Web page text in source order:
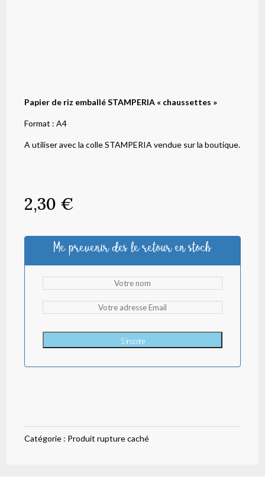
Papier de riz emballé STAMPERIA « chaussettes »
Format : A4
A utiliser avec la colle STAMPERIA vendue sur la boutique.
2,30 €
Me prevenir des le retour en stock
S'inscrire
Catégorie : Produit rupture caché